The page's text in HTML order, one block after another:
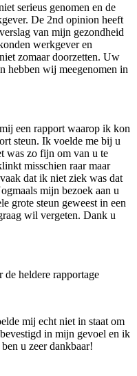
serieus genomen en de
De 2nd opinion heeft
van mijn gezondheid
werkgever en
zomaar doorzetten. Uw
hebben wij meegenomen in
een rapport waarop ik kon
steun. Ik voelde me bij u
was zo fijn om van u te
misschien raar maar
dat ik niet ziek was dat
mijn bezoek aan u
grote steun geweest in een
wil vergeten. Dank u
heldere rapportage
mij echt niet in staat om
in mijn gevoel en ik
u zeer dankbaar!